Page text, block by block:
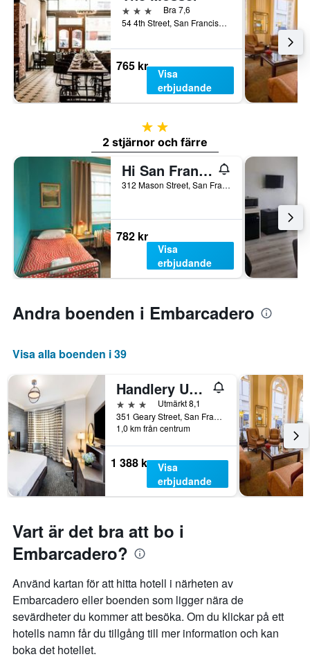
3 stjärnorBra 7,6
54 4th Street, San Francisco, CA, USA
765 kr
Visa
erbjudande
2 stjärnor
2 stjärnor och färre
Hi San Francisco Downtown Hostel
312 Mason Street, San Francisco, CA, USA
782 kr
Visa
erbjudande
Andra boenden i Embarcadero
Visa alla boenden i 39
Handlery Union Square Hotel
3 stjärnorUtmärkt 8,1
351 Geary Street, San Francisco, CA, USA
1,0 km från centrum
1 388 kr Visa
erbjudande
Vart är det bra att bo i
Embarcadero?
Använd kartan för att hitta hotell i närheten av
Embarcadero eller boenden som ligger nära de
sevärdheter du kommer att besöka. Om du klickar på ett
hotells namn får du tillgång till mer information och kan
boka det hotellet.